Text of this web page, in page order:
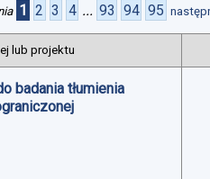
1 2 3 4 ... 93 94 95
lub projektu
badania tłumienia